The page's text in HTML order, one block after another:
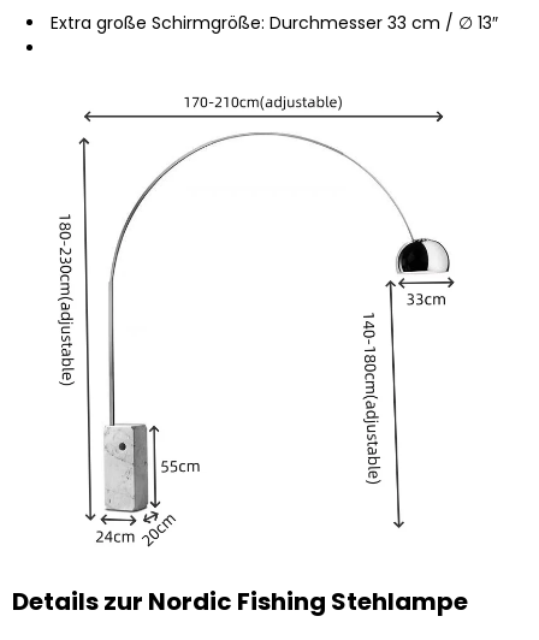
Extra große Schirmgröße: Durchmesser 33 cm / ∅ 13″
Details zur Nordic Fishing Stehlampe